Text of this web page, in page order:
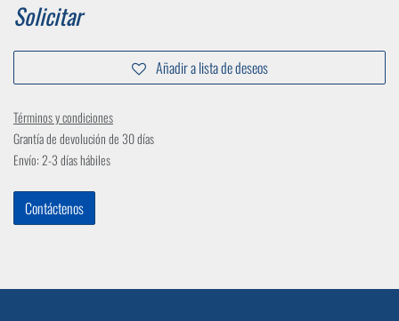
Solicitar
Añadir a lista de deseos
Términos y condiciones
Grantía de devolución de 30 días
Envío: 2-3 días hábiles
Contáctenos